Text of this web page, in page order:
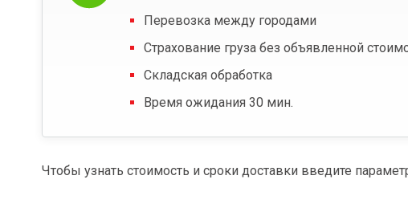
Перевозка между городами
Страхование груза без объявленной
Складская обработка
Время ожидания 30 мин.
Чтобы узнать стоимость и сроки доставки введите